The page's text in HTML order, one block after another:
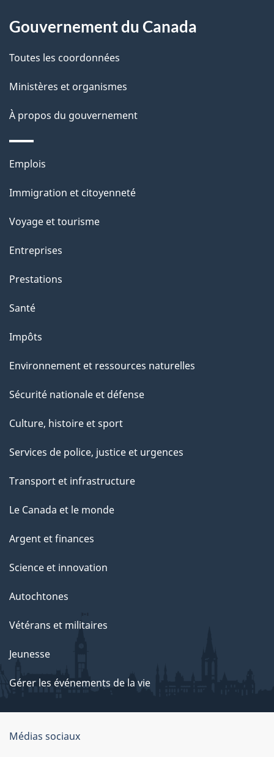
i
l
s
d
e
l
a
p
a
g
e
propos
de
ce
site
Gouvernement du Canada
Toutes les coordonnées
Ministères et organismes
À propos du gouvernement
Thèmes
sujets
Emplois
Immigration et citoyenneté
Voyage et tourisme
Entreprises
Prestations
Santé
Impôts
Environnement et ressources naturelles
Sécurité nationale et défense
Culture, histoire et sport
Services de police, justice et urgences
Transport et infrastructure
Le Canada et le monde
Argent et finances
Science et innovation
Autochtones
Vétérans et militaires
Jeunesse
Gérer les événements de la vie
Organisation
Médias sociaux